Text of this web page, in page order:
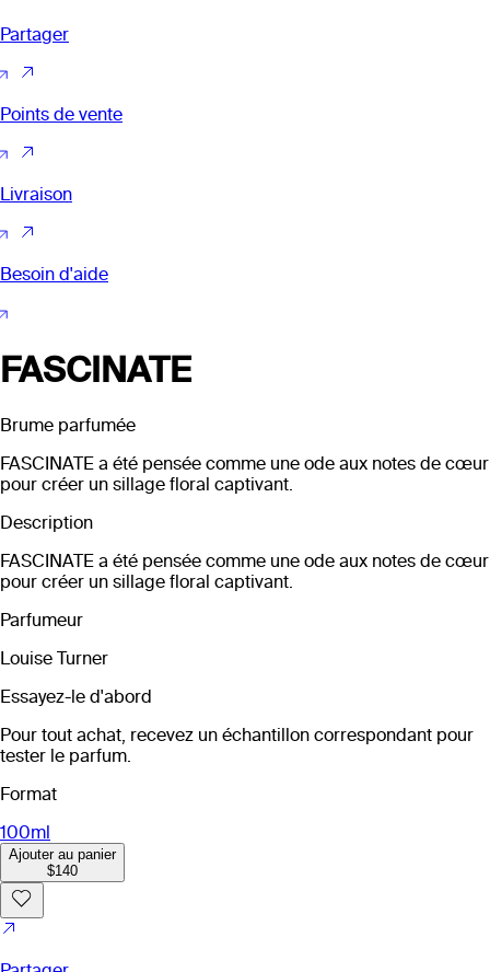
Partager
Points de vente
Livraison
Besoin d'aide
FASCINATE
Brume parfumée
FASCINATE a été pensée comme une ode aux notes de cœur
pour créer un sillage floral captivant.
Description
FASCINATE a été pensée comme une ode aux notes de cœur
pour créer un sillage floral captivant.
Parfumeur
Louise Turner
Essayez-le d'abord
Pour tout achat, recevez un échantillon correspondant pour
tester le parfum.
Format
100ml
Ajouter au panier
$140